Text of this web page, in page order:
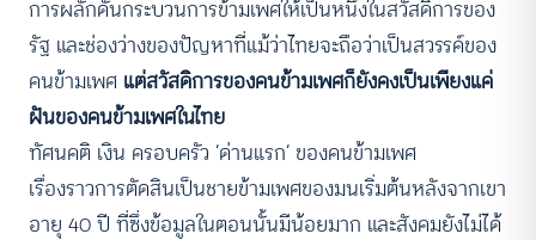
การผลักดันกระบวนการข้ามเพศให้เป็นหนึ่งในสวัสดิการของ
รัฐ และช่องว่างของปัญหาที่แม้ว่าไทยจะถือว่าเป็นสวรรค์ของ
คนข้ามเพศ แต่สวัสดิการของคนข้ามเพศก็ยังคงเป็นเพียงแค่
ฝันของคนข้ามเพศในไทย
ทัศนคติ เงิน ครอบครัว ‘ด่านแรก’ ของคนข้ามเพศ
เรื่องราวการตัดสินเป็นชายข้ามเพศของมนเริ่มต้นหลังจากเขา
อายุ 40 ปี ที่ซึ่งข้อมูลในตอนนั้นมีน้อยมาก และสังคมยังไม่ได้